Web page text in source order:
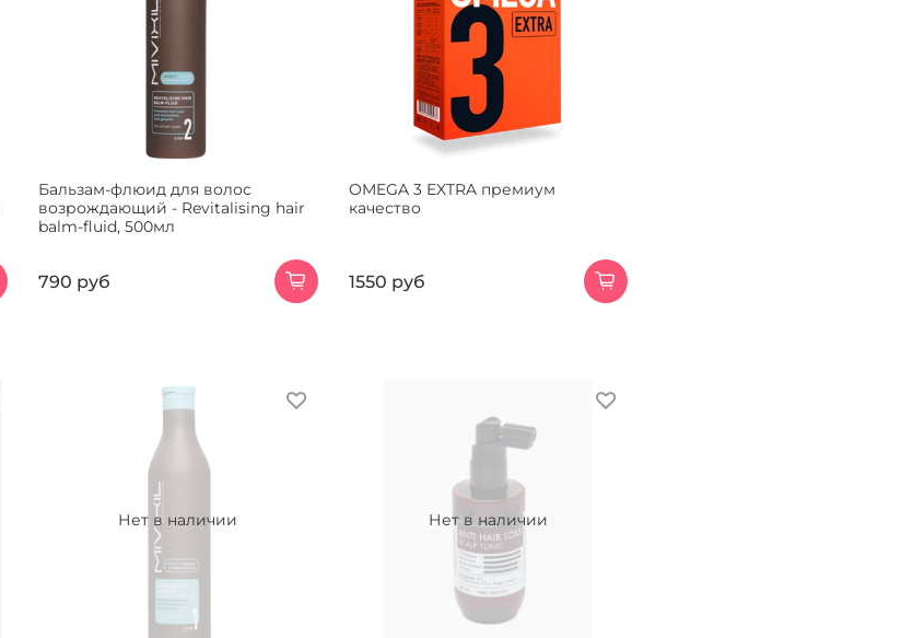
Бальзам-флюид для волос
возрождающий - Revitalising hair
balm-fluid, 500мл
790 руб
OMEGA 3 EXTRA премиум
качество
1550 руб
Нет в наличии Нет в наличии